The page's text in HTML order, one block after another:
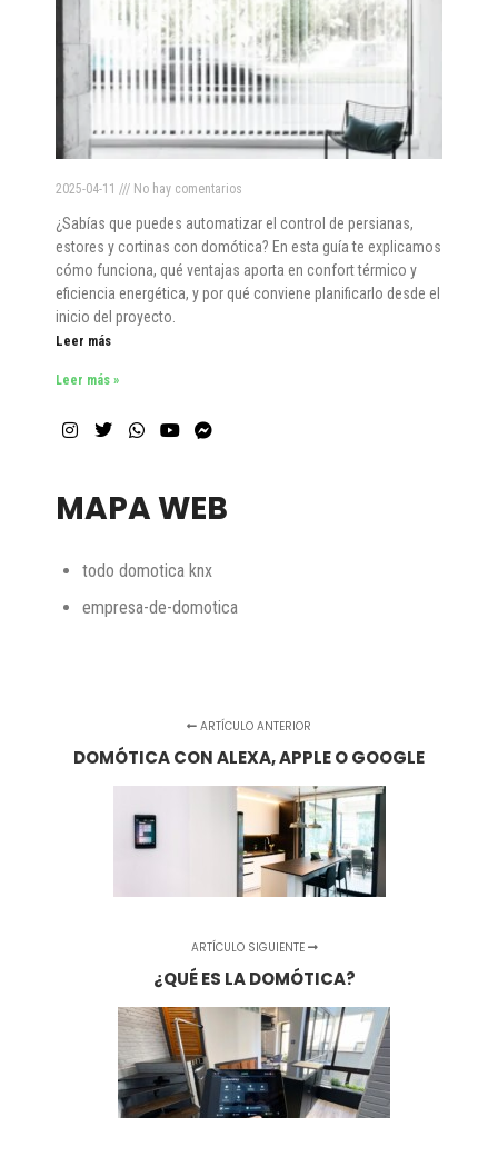
2025-04-11 No hay comentarios
¿Sabías que puedes automatizar el control de persianas,
estores y cortinas con domótica? En esta guía te explicamos
cómo funciona, qué ventajas aporta en confort térmico y
eficiencia energética, y por qué conviene planificarlo desde el
inicio del proyecto.
Leer más
Leer más »
MAPA WEB
todo domotica knx
empresa-de-domotica
ARTÍCULO ANTERIOR
DOMÓTICA CON ALEXA, APPLE O GOOGLE
ARTÍCULO SIGUIENTE
¿QUÉ ES LA DOMÓTICA?